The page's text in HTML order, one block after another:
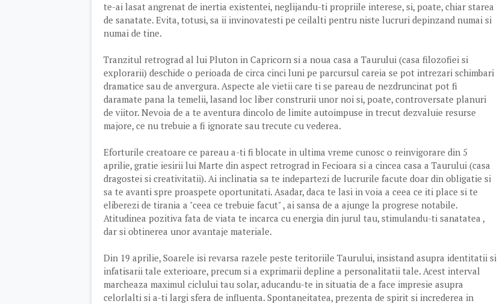
te-ai lasat angrenat de inertia existentei, neglijandu-ti propriile interese, si, poate, chiar starea
de sanatate. Evita, totusi, sa ii invinovatesti pe ceilalti pentru niste lucruri depinzand numai si
numai de tine.
Tranzitul retrograd al lui Pluton in Capricorn si a noua casa a Taurului (casa filozofiei si
explorarii) deschide o perioada de circa cinci luni pe parcursul careia se pot intrezari schimbari
dramatice sau de anvergura. Aspecte ale vietii care ti se pareau de nezdruncinat pot fi
daramate pana la temelii, lasand loc liber construrii unor noi si, poate, controversate planuri
de viitor. Nevoia de a te aventura dincolo de limite autoimpuse in trecut dezvaluie resurse
majore, ce nu trebuie a fi ignorate sau trecute cu vederea.
Eforturile creatoare ce pareau a-ti fi blocate in ultima vreme cunosc o reinvigorare din 5
aprilie, gratie iesirii lui Marte din aspect retrograd in Fecioara si a cincea casa a Taurului (casa
dragostei si creativitatii). Ai inclinatia sa te indepartezi de lucrurile facute doar din obligatie si
sa te avanti spre proaspete oportunitati. Asadar, daca te lasi in voia a ceea ce iti place si te
eliberezi de tirania a "ceea ce trebuie facut" , ai sansa de a ajunge la progrese notabile.
Atitudinea pozitiva fata de viata te incarca cu energia din jurul tau, stimulandu-ti sanatatea ,
dar si obtinerea unor avantaje materiale.
Din 19 aprilie, Soarele isi revarsa razele peste teritoriile Taurului, insistand asupra identitatii si
infatisarii tale exterioare, precum si a exprimarii depline a personalitatii tale. Acest interval
marcheaza maximul ciclului tau solar, aducandu-te in situatia de a face impresie asupra
celorlalti si a-ti largi sfera de influenta. Spontaneitatea, prezenta de spirit si increderea in